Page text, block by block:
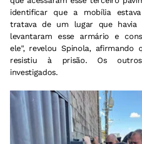
identificar que a mobília
tratava de um lugar que havia
levantaram esse armário e
ele", revelou Spinola, afirmando
resistiu à prisão. Os
investigados.